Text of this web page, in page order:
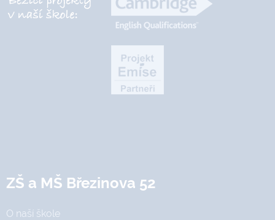
ZŠ a MŠ Březinova 52
O naší škole